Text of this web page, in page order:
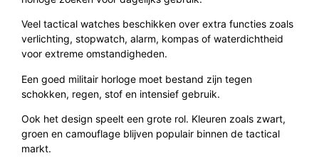
Veel tactical watches beschikken over extra functies zoals
verlichting, stopwatch, alarm, kompas of waterdichtheid
voor extreme omstandigheden.
Een goed militair horloge moet bestand zijn tegen
schokken, regen, stof en intensief gebruik.
Ook het design speelt een grote rol. Kleuren zoals zwart,
groen en camouflage blijven populair binnen de tactical
markt.